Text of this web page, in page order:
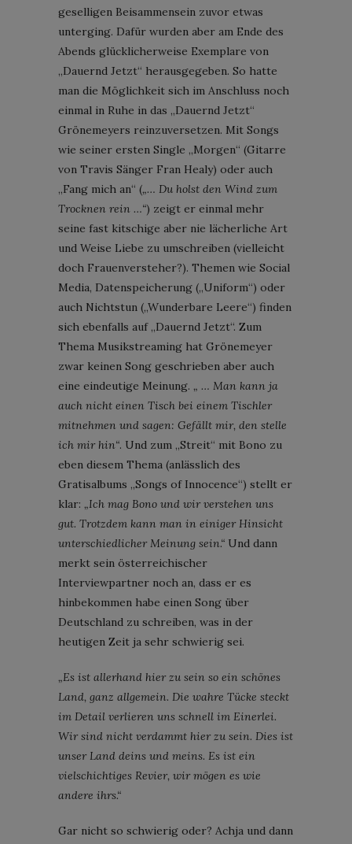
geselligen Beisammensein zuvor etwas
unterging. Dafür wurden aber am Ende des
Abends glücklicherweise Exemplare von
„Dauernd Jetzt“ herausgegeben. So hatte
man die Möglichkeit sich im Anschluss noch
einmal in Ruhe in das „Dauernd Jetzt“
Grönemeyers reinzuversetzen. Mit Songs
wie seiner ersten Single „Morgen“ (Gitarre
von Travis Sänger Fran Healy) oder auch
„Fang mich an“ („… Du holst den Wind zum
Trocknen rein …“) zeigt er einmal mehr
seine fast kitschige aber nie lächerliche Art
und Weise Liebe zu umschreiben (vielleicht
doch Frauenversteher?). Themen wie Social
Media, Datenspeicherung („Uniform“) oder
auch Nichtstun („Wunderbare Leere“) finden
sich ebenfalls auf „Dauernd Jetzt“. Zum
Thema Musikstreaming hat Grönemeyer
zwar keinen Song geschrieben aber auch
eine eindeutige Meinung. „ … Man kann ja
auch nicht einen Tisch bei einem Tischler
mitnehmen und sagen: Gefällt mir, den stelle
ich mir hin“. Und zum „Streit“ mit Bono zu
eben diesem Thema (anlässlich des
Gratisalbums „Songs of Innocence“) stellt er
klar: „Ich mag Bono und wir verstehen uns
gut. Trotzdem kann man in einiger Hinsicht
unterschiedlicher Meinung sein.“ Und dann
merkt sein österreichischer
Interviewpartner noch an, dass er es
hinbekommen habe einen Song über
Deutschland zu schreiben, was in der
heutigen Zeit ja sehr schwierig sei.
„Es ist allerhand hier zu sein so ein schönes
Land, ganz allgemein. Die wahre Tücke steckt
im Detail verlieren uns schnell im Einerlei.
Wir sind nicht verdammt hier zu sein. Dies ist
unser Land deins und meins. Es ist ein
vielschichtiges Revier, wir mögen es wie
andere ihrs.“
Gar nicht so schwierig oder? Achja und dann